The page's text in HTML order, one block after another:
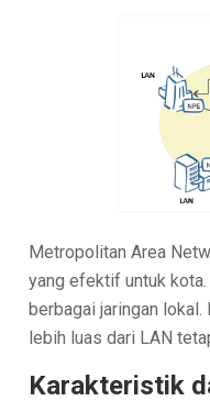
Metropolitan Area
yang efektif untuk
berbagai jaringan lokal.
lebih luas dari LAN
Karakteristik